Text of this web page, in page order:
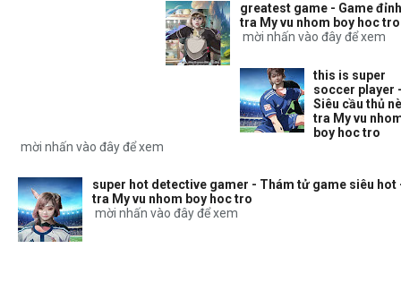
greatest game - Game
tra My vu nhom boy hoc tro
mời nhấn vào đây để xem
this is super
soccer player
Siêu cầu thủ
tra My vu
boy hoc tro
mời nhấn vào đây để xem
super hot detective gamer - Thám tử game siêu hot
tra My vu nhom boy hoc tro
mời nhấn vào đây để xem